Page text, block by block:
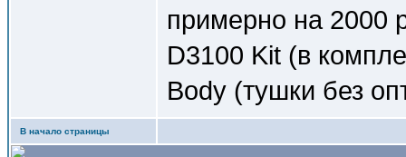
примерно на 2000
D3100 Kit (в
Body (тушки без
В начало страницы